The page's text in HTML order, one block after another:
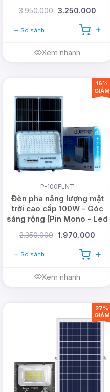
3.950.000 3.250.000
So sánh
Xem nhanh
P-100FLNT
Đèn pha năng lượng mặt
trời cao cấp 100W - Góc
sáng rộng [Pin Mono - Led
2.350.000 1.970.000
So sánh
Xem nhanh
16%
GIẢM
27%
GIẢM